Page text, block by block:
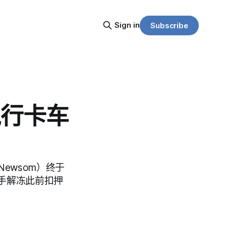
Sign in Subscribe
卡车
）终于
解冻此前扣押